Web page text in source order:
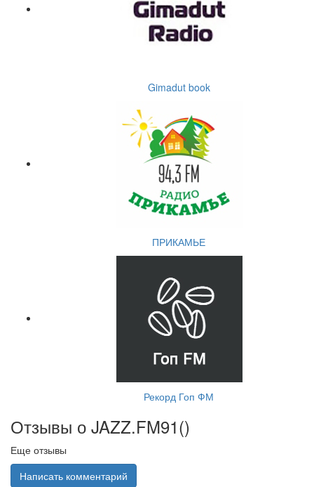
Gimadut book
ПРИКАМЬЕ
Рекорд Гоп ФМ
Отзывы о JAZZ.FM91()
Еще отзывы
Написать комментарий